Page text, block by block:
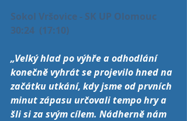
Sokol Vršovice - SK UP Olomouc
30:24  (17:10)
„Velký hlad po výhře a odhodlání
konečně vyhrát se projevilo hned na
začátku utkání, kdy jsme od prvních
minut zápasu určovali tempo hry a
šli si za svým cílem. Nádherně nám